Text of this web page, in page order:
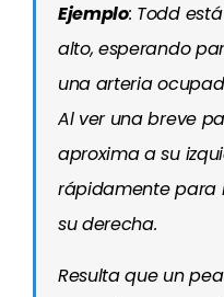
Ejemplo: Todd
alto, esperando
una arteria
Al ver una breve
aproxima a su
rápidamente para
su derecha.
Resulta que un